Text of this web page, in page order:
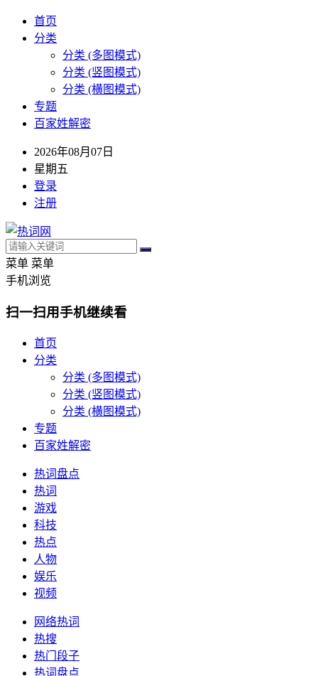
首页
分类
分类 (多图模式)
分类 (竖图模式)
分类 (横图模式)
专题
百家姓解密
2026年08月07日
星期五
登录
注册
菜单 菜单
手机浏览
扫一扫用手机继续看
首页
分类
分类 (多图模式)
分类 (竖图模式)
分类 (横图模式)
专题
百家姓解密
热词盘点
热词
游戏
科技
热点
人物
娱乐
视频
网络热词
热搜
热门段子
热词盘点